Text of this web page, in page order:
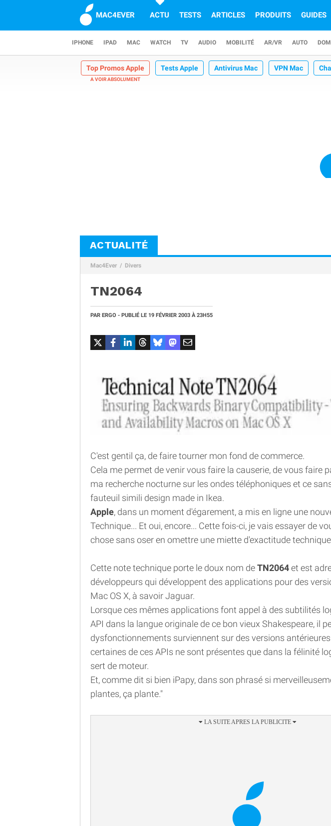
MAC4EVER ACTU TESTS ARTICLES PRODUITS GUIDES
IPHONE IPAD MAC WATCH TV AUDIO MOBILITÉ AR/VR AUTO
Top Promos Apple Tests Apple Antivirus Mac VPN Mac
ACTUALITÉ
Mac4Ever Divers
TN2064
PAR ERGO - PUBLIÉ LE 19 FÉVRIER 2003 À 23H55
C'est gentil ça, de faire tourner mon fond de commerce.
Cela me permet de venir vous faire la causerie, de vous faire
ma recherche nocturne sur les ondes téléphoniques et ce
fauteuil simili design made in Ikea.
Apple, dans un moment d'égarement, a mis en ligne une
Technique... Et oui, encore... Cette fois-ci, je vais essayer de
chose sans oser en omettre une miette d'exactitude
Cette note technique porte le doux nom deTN2064et est
développeurs qui développent des applications pour des
Mac OS X, à savoir Jaguar.
Lorsque ces mêmes applications font appel à des subtilités
API dans la langue originale de ce bon vieux Shakespeare, il
dysfonctionnements surviennent sur des versions
certaines de ces APIs ne sont présentes que dans la félinité
sert de moteur.
Et, comme dit si bien iPapy, dans son phrasé si
plantes, ça plante."